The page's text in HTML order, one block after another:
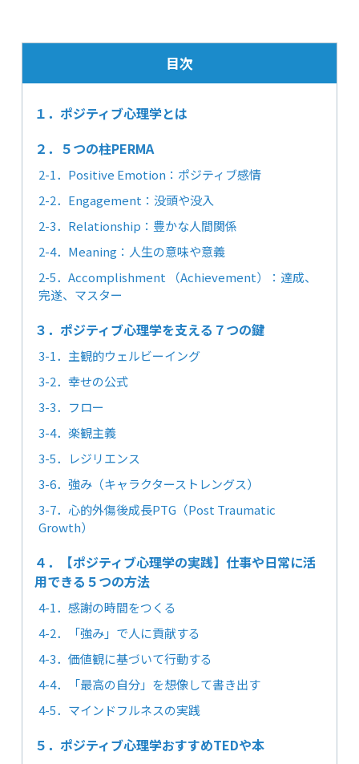
目次
１．ポジティブ心理学とは
２．５つの柱PERMA
2-1．Positive Emotion：ポジティブ感情
2-2．Engagement：没頭や没入
2-3．Relationship：豊かな人間関係
2-4．Meaning：人生の意味や意義
2-5．Accomplishment （Achievement）：達成、
完遂、マスター
３．ポジティブ心理学を支える７つの鍵
3-1．主観的ウェルビーイング
3-2．幸せの公式
3-3．フロー
3-4．楽観主義
3-5．レジリエンス
3-6．強み（キャラクターストレングス）
3-7．心的外傷後成長PTG（Post Traumatic
Growth）
４．【ポジティブ心理学の実践】仕事や日常に活
用できる５つの方法
4-1．感謝の時間をつくる
4-2．「強み」で人に貢献する
4-3．価値観に基づいて行動する
4-4．「最高の自分」を想像して書き出す
4-5．マインドフルネスの実践
５．ポジティブ心理学おすすめTEDや本